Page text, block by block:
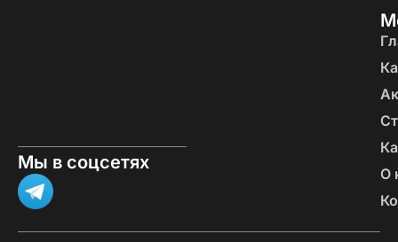
Мы в соцсетях
О